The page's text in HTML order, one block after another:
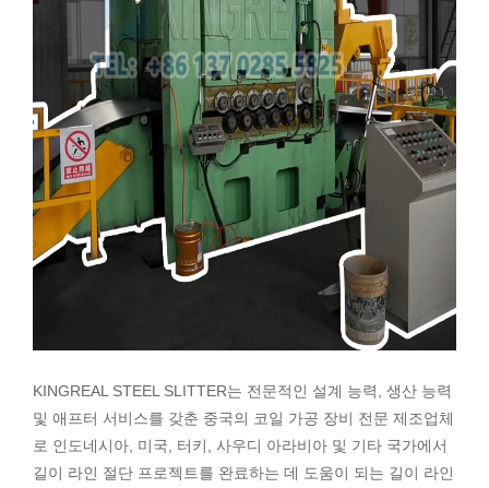
KINGREAL STEEL SLITTER는 전문적인 설계 능력, 생산 능력
및 애프터 서비스를 갖춘 중국의 코일 가공 장비 전문 제조업체
로 인도네시아, 미국, 터키, 사우디 아라비아 및 기타 국가에서
길이 라인 절단 프로젝트를 완료하는 데 도움이 되는 길이 라인